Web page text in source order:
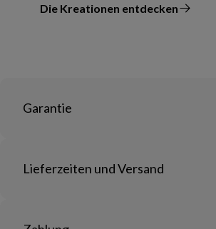
Die Kreationen entdecken
vom Designer
Garantie
Lieferzeiten und Versand